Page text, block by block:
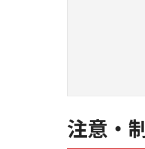
「
す
注意・